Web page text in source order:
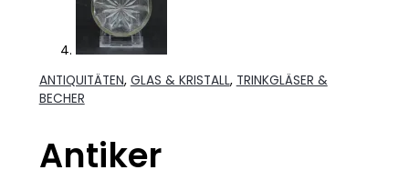
ANTIQUITÄTEN, GLAS & KRISTALL, TRINKGLÄSER &
BECHER
Antiker